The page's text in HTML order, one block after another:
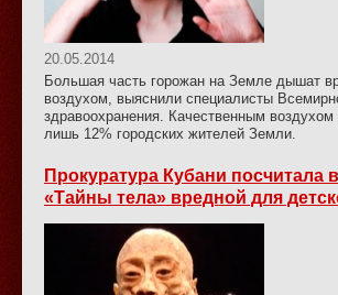
20.05.2014
Большая часть горожан на Земле дышат
воздухом, выяснили специалисты
здравоохранения. Качественным
лишь 12% городских жителей Земли.
Прокуратура Кубани посчитала
«Тайны тела» вредной для